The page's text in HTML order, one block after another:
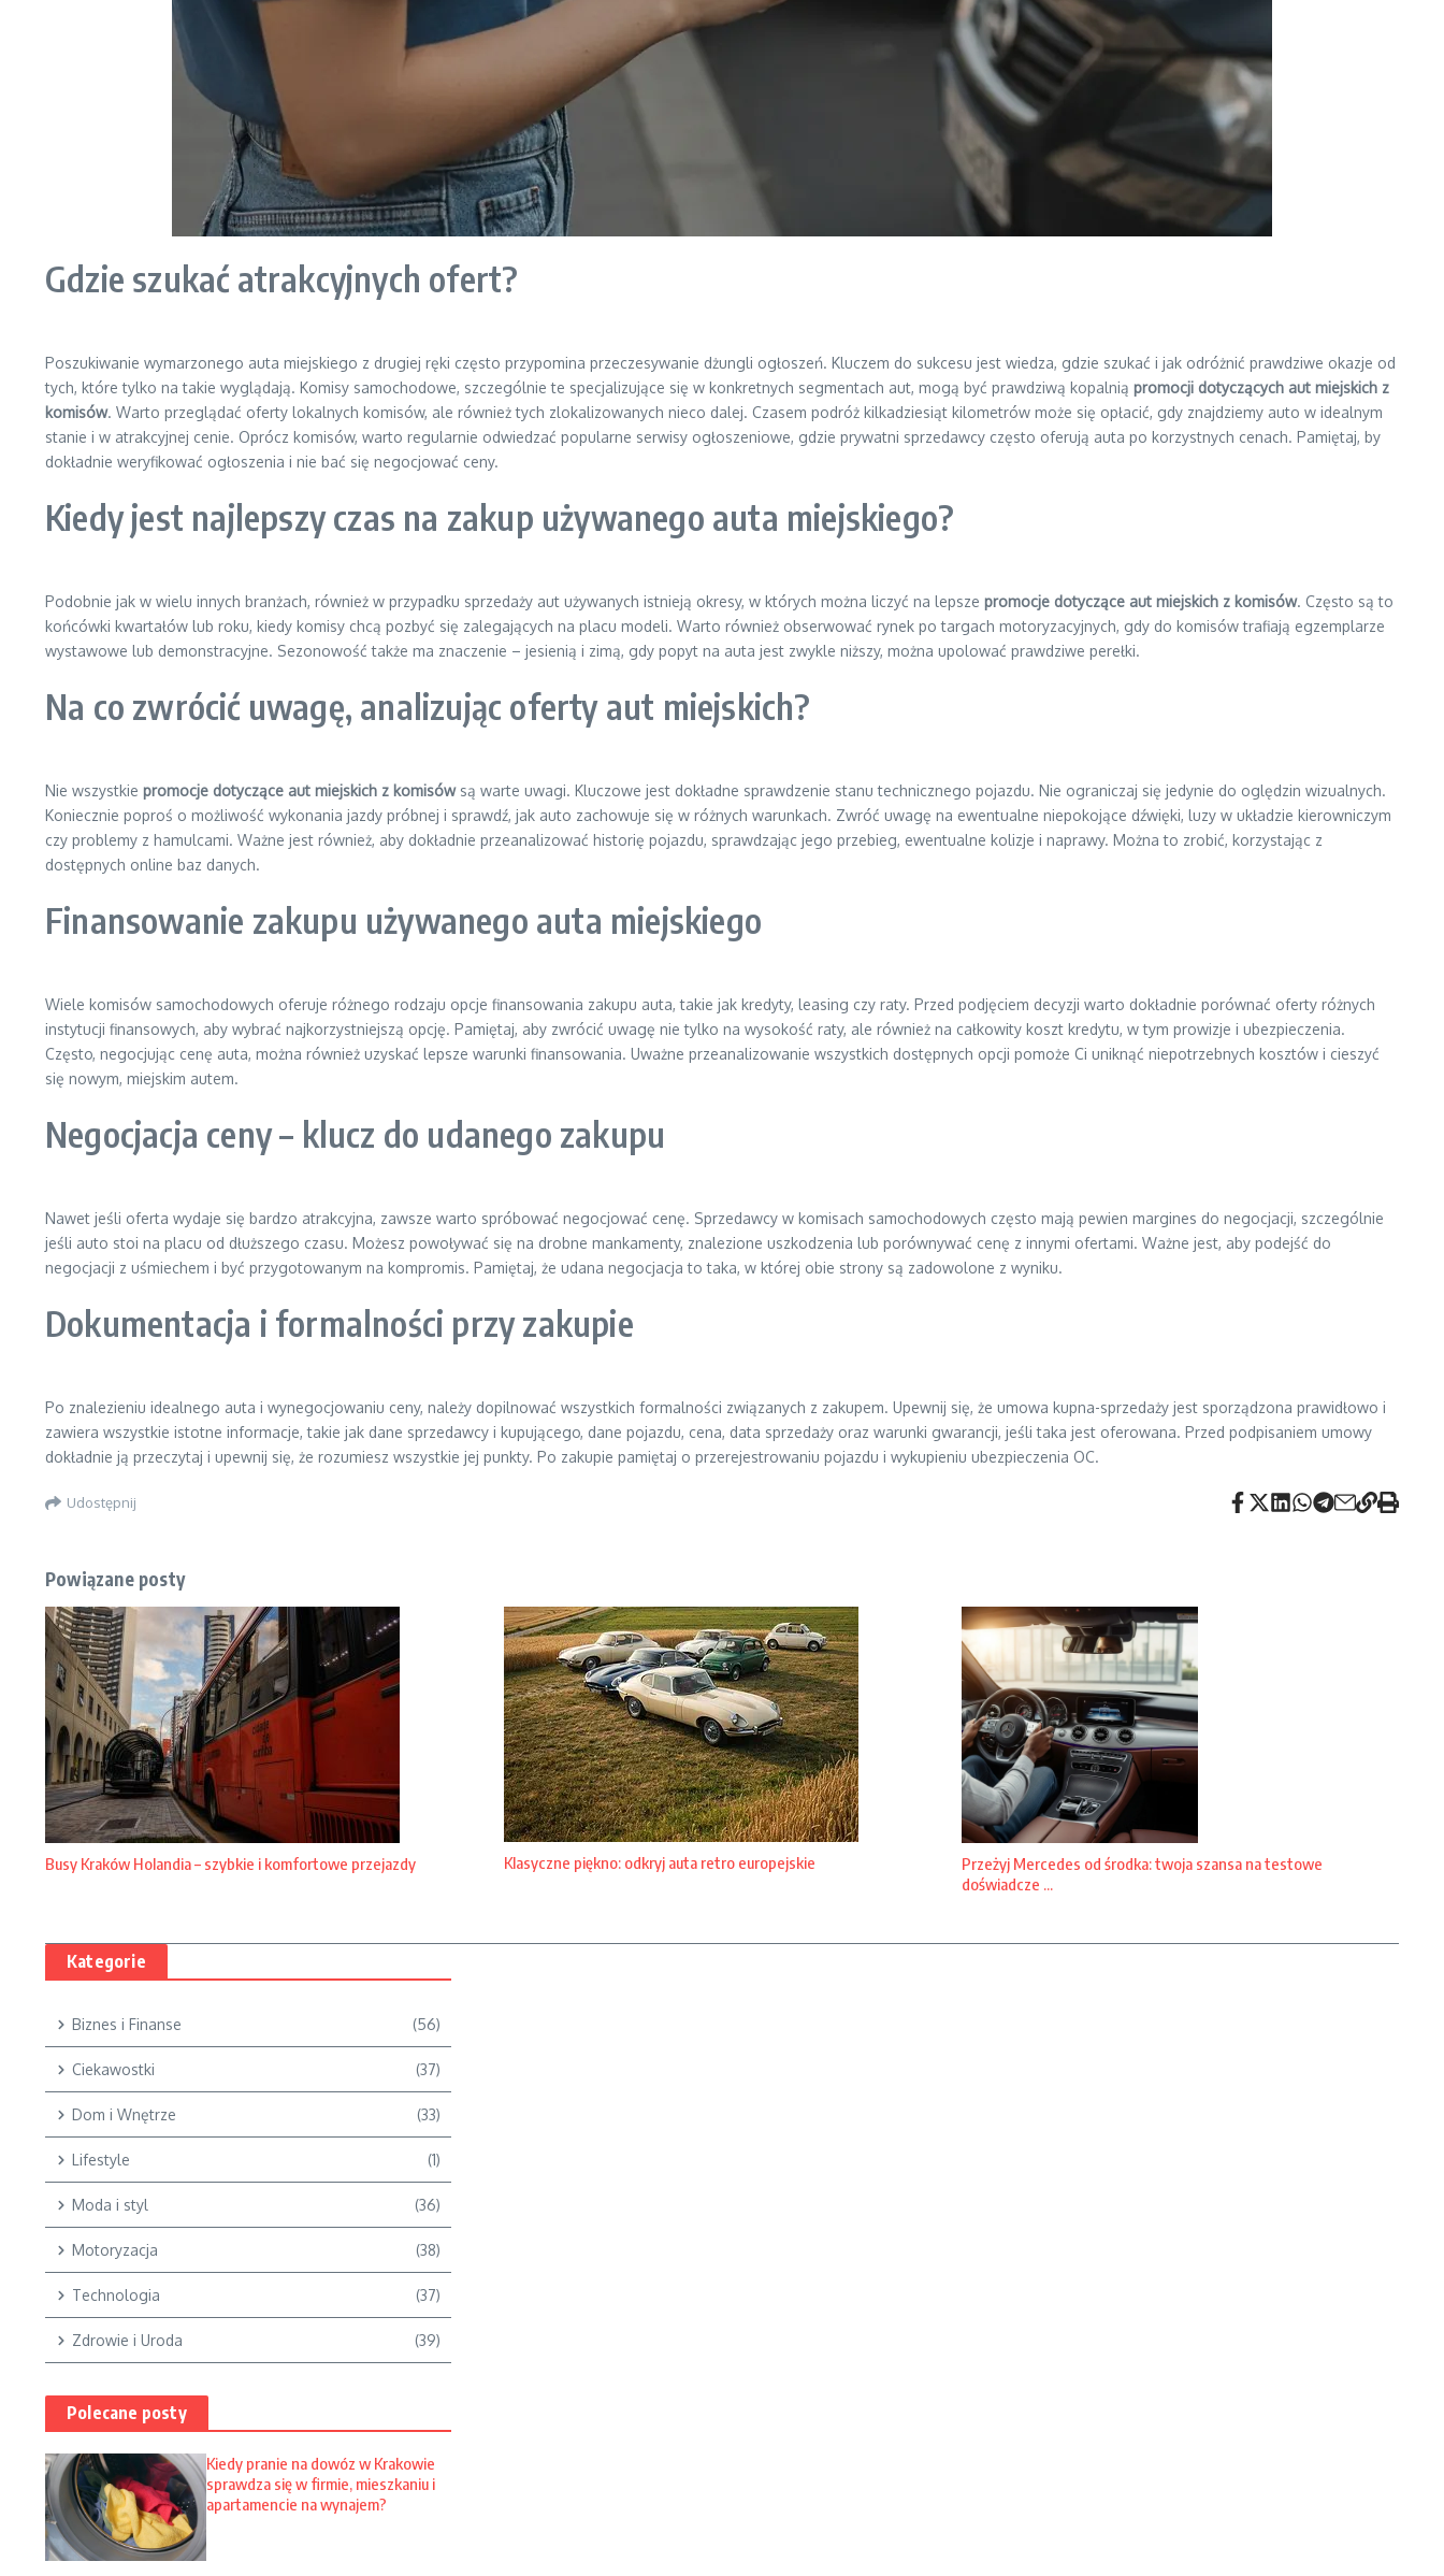
Gdzie szukać atrakcyjnych ofert?
Poszukiwanie wymarzonego auta miejskiego z drugiej ręki często przypomina przeczesywanie dżungli ogłoszeń. Kluczem do sukcesu jest wiedza, gdzie szukać i jak odróżnić prawdziwe okazje od
tych, które tylko na takie wyglądają. Komisy samochodowe, szczególnie te specjalizujące się w konkretnych segmentach aut, mogą być prawdziwą kopalnią promocji dotyczących aut miejskich z
komisów. Warto przeglądać oferty lokalnych komisów, ale również tych zlokalizowanych nieco dalej. Czasem podróż kilkadziesiąt kilometrów może się opłacić, gdy znajdziemy auto w idealnym
stanie i w atrakcyjnej cenie. Oprócz komisów, warto regularnie odwiedzać popularne serwisy ogłoszeniowe, gdzie prywatni sprzedawcy często oferują auta po korzystnych cenach. Pamiętaj, by
dokładnie weryfikować ogłoszenia i nie bać się negocjować ceny.
Kiedy jest najlepszy czas na zakup używanego auta miejskiego?
Podobnie jak w wielu innych branżach, również w przypadku sprzedaży aut używanych istnieją okresy, w których można liczyć na lepsze promocje dotyczące aut miejskich z komisów. Często są to
końcówki kwartałów lub roku, kiedy komisy chcą pozbyć się zalegających na placu modeli. Warto również obserwować rynek po targach motoryzacyjnych, gdy do komisów trafiają egzemplarze
wystawowe lub demonstracyjne. Sezonowość także ma znaczenie – jesienią i zimą, gdy popyt na auta jest zwykle niższy, można upolować prawdziwe perełki.
Na co zwrócić uwagę, analizując oferty aut miejskich?
Nie wszystkie promocje dotyczące aut miejskich z komisówsą warte uwagi. Kluczowe jest dokładne sprawdzenie stanu technicznego pojazdu. Nie ograniczaj się jedynie do oględzin wizualnych.
Koniecznie poproś o możliwość wykonania jazdy próbnej i sprawdź, jak auto zachowuje się w różnych warunkach. Zwróć uwagę na ewentualne niepokojące dźwięki, luzy w układzie kierowniczym
czy problemy z hamulcami. Ważne jest również, aby dokładnie przeanalizować historię pojazdu, sprawdzając jego przebieg, ewentualne kolizje i naprawy. Można to zrobić, korzystając z
dostępnych online baz danych.
Finansowanie zakupu używanego auta miejskiego
Wiele komisów samochodowych oferuje różnego rodzaju opcje finansowania zakupu auta, takie jak kredyty, leasing czy raty. Przed podjęciem decyzji warto dokładnie porównać oferty różnych
instytucji finansowych, aby wybrać najkorzystniejszą opcję. Pamiętaj, aby zwrócić uwagę nie tylko na wysokość raty, ale również na całkowity koszt kredytu, w tym prowizje i ubezpieczenia.
Często, negocjując cenę auta, można również uzyskać lepsze warunki finansowania. Uważne przeanalizowanie wszystkich dostępnych opcji pomoże Ci uniknąć niepotrzebnych kosztów i cieszyć
się nowym, miejskim autem.
Negocjacja ceny – klucz do udanego zakupu
Nawet jeśli oferta wydaje się bardzo atrakcyjna, zawsze warto spróbować negocjować cenę. Sprzedawcy w komisach samochodowych często mają pewien margines do negocjacji, szczególnie
jeśli auto stoi na placu od dłuższego czasu. Możesz powoływać się na drobne mankamenty, znalezione uszkodzenia lub porównywać cenę z innymi ofertami. Ważne jest, aby podejść do
negocjacji z uśmiechem i być przygotowanym na kompromis. Pamiętaj, że udana negocjacja to taka, w której obie strony są zadowolone z wyniku.
Dokumentacja i formalności przy zakupie
Po znalezieniu idealnego auta i wynegocjowaniu ceny, należy dopilnować wszystkich formalności związanych z zakupem. Upewnij się, że umowa kupna-sprzedaży jest sporządzona prawidłowo i
zawiera wszystkie istotne informacje, takie jak dane sprzedawcy i kupującego, dane pojazdu, cena, data sprzedaży oraz warunki gwarancji, jeśli taka jest oferowana. Przed podpisaniem umowy
dokładnie ją przeczytaj i upewnij się, że rozumiesz wszystkie jej punkty. Po zakupie pamiętaj o przerejestrowaniu pojazdu i wykupieniu ubezpieczenia OC.
Udostępnij
Powiązane posty
Busy Kraków Holandia – szybkie i komfortowe przejazdy Klasyczne piękno: odkryj auta retro europejskie
Przeżyj Mercedes od środka: twoja szansa na testowe
doświadcze ...
Kategorie
Biznes i Finanse (56)
Ciekawostki (37)
Dom i Wnętrze (33)
Lifestyle (1)
Moda i styl (36)
Motoryzacja (38)
Technologia (37)
Zdrowie i Uroda (39)
Polecane posty
Kiedy pranie na dowóz w Krakowie
sprawdza się w firmie, mieszkaniu i
apartamencie na wynajem?